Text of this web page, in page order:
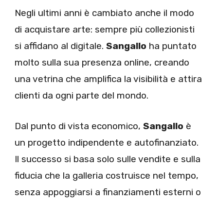
Negli ultimi anni è cambiato anche il modo
di acquistare arte: sempre più collezionisti
si affidano al digitale. Sangallo ha puntato
molto sulla sua presenza online, creando
una vetrina che amplifica la visibilità e attira
clienti da ogni parte del mondo.
Dal punto di vista economico, Sangallo è
un progetto indipendente e autofinanziato.
Il successo si basa solo sulle vendite e sulla
fiducia che la galleria costruisce nel tempo,
senza appoggiarsi a finanziamenti esterni o